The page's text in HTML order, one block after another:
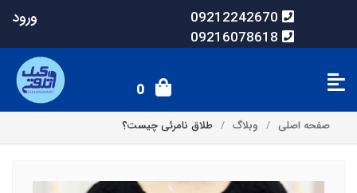
09212242670
09216078618
ورود
0
صفحه اصلی وبلاگ طلاق نامرئی چیست؟